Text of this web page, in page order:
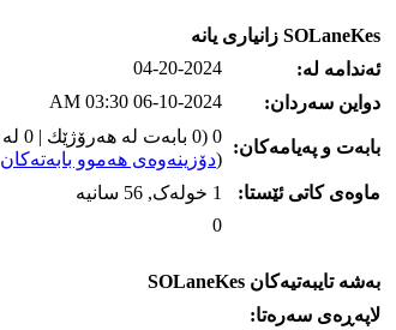
SOLaneKes زانیاری یانه‌
ئه‌ندامه‌ له‌:
04-20-2024
دواین سه‌ردان:
06-10-2024 03:30 AM
بابه‌ت و په‌یامه‌کان:
0 (0 بابه‌ت له‌ هه‌رۆژێك | 0 له‌ هه‌موو بابه‌ته‌كان)
(دۆزینه‌وه‌ی هه‌موو بابه‌ته‌کان
ماوه‌ی كاتی ئێستا:
1 خوله‌ک, 56 سانیه‌
0
به‌شه‌ تایبه‌تیه‌کان SOLaneKes
لاپه‌ڕه‌ی سه‌ره‌تا: